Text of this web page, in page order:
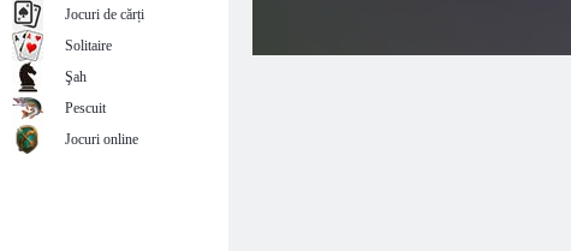
Jocuri de cărți
Solitaire
Şah
Pescuit
Jocuri online